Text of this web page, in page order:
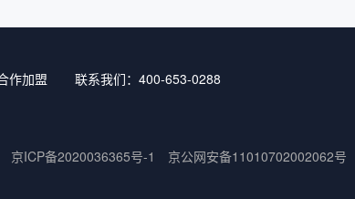
作加盟 联系我们：400-653-0288
京ICP备2020036365号-1 京公网安备11010702002062号